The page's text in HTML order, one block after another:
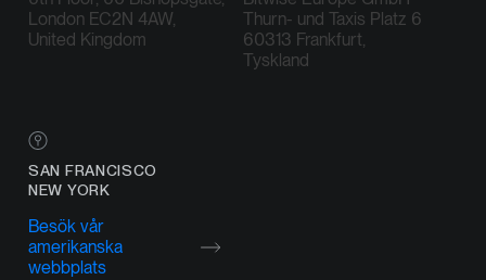
London EC2N 4AW,
United Kingdom
Thurn- und Taxis Platz 6
60313 Frankfurt,
Tyskland
SAN FRANCISCO
NEW YORK
Besök vår
amerikanska
webbplats